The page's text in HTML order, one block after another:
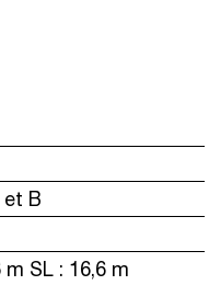
et B
m SL : 16,6 m